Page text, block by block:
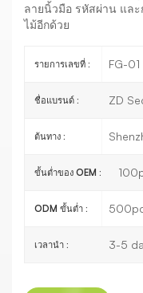
ลายนิ้วมือ รหัสผ่าน แล
ไม้อีกด้วย
รายการเลขที่ : FG-01
ชื่อแบรนด์ : ZD
ต้นทาง :
ขั้นต่ำของ OEM :
ODM ขั้นต่ำ :
เวลานำ : 3-5